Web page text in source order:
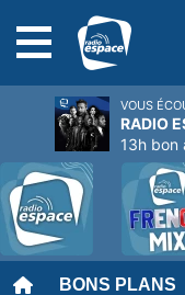
BONS PLANS
VOUS
RADIO
13h bon